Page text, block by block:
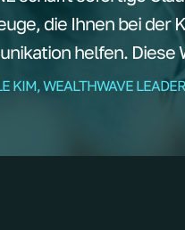
die Ihnen bei der
helfen. Diese
KIM, WEALTHWAVE